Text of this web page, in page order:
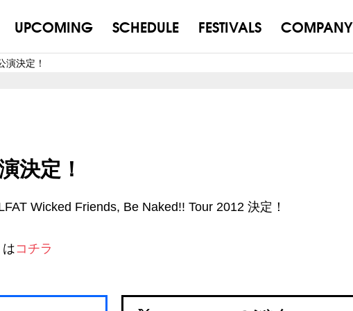
UPCOMING SCHEDULE FESTIVALS COMPANY
演決定！
決定！
Wicked Friends, Be Naked!! Tour 2012 決定！
コチラ